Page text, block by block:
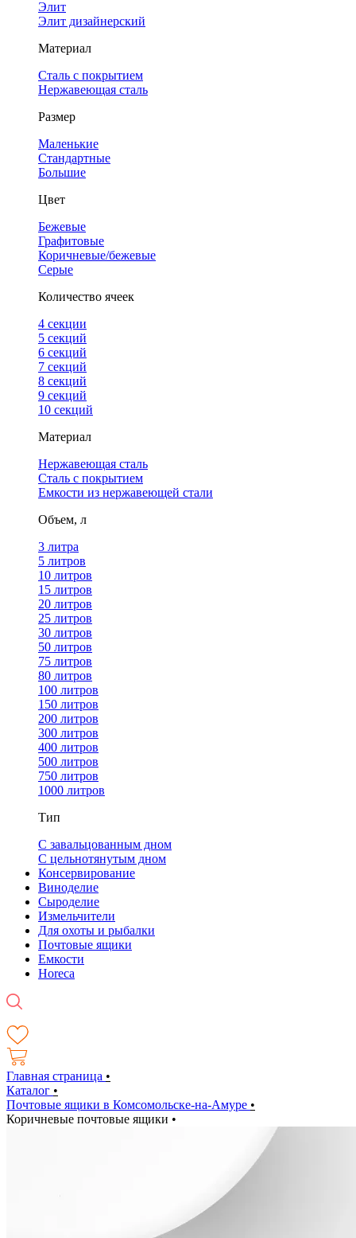
Элит
Элит дизайнерский
Материал
Сталь с покрытием
Нержавеющая сталь
Размер
Маленькие
Стандартные
Большие
Цвет
Бежевые
Графитовые
Коричневые/бежевые
Серые
Количество ячеек
4 cекции
5 секций
6 секций
7 секций
8 секций
9 секций
10 секций
Материал
Нержавеющая сталь
Сталь с покрытием
Емкости из нержавеющей стали
Объем, л
3 литра
5 литров
10 литров
15 литров
20 литров
25 литров
30 литров
50 литров
75 литров
80 литров
100 литров
150 литров
200 литров
300 литров
400 литров
500 литров
750 литров
1000 литров
Тип
С завальцованным дном
С цельнотянутым дном
Консервирование
Виноделие
Сыроделие
Измельчители
Для охоты и рыбалки
Почтовые ящики
Емкости
Horeca
Главная страница •
Каталог •
Почтовые ящики в Комсомольске-на-Амуре •
Коричневые почтовые ящики •